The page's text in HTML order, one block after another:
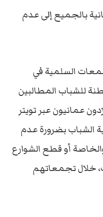
بالجميع إلى عدم
السلمية في
للشباب المطالبين
عمانيون عبر تويتر
الشباب بضرورة عدم
أو قطع الشوارع
خلال تجمعاتهم